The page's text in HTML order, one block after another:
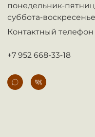
понедельник-
суббота-
Контактный
+7 952 668-33-18